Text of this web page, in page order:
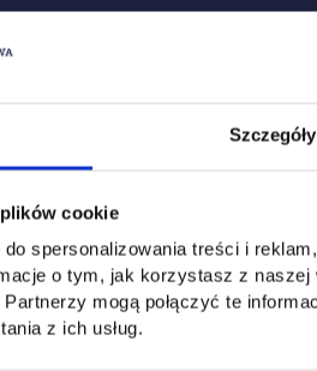
Szczegóły
cookie
spersonalizowania treści i
o tym, jak korzystasz z
mogą połączyć te
z ich usług.